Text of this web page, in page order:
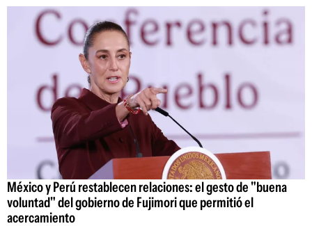
México y Perú restablecen relaciones: el gesto de "buena
voluntad" del gobierno de Fujimori que permitió el
acercamiento